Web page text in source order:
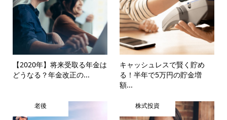
【2020年】将来受取る年金は
どうなる？年金改正の...
キャッシュレスで賢く貯め
る！半年で5万円の貯金増
額...
老後 株式投資